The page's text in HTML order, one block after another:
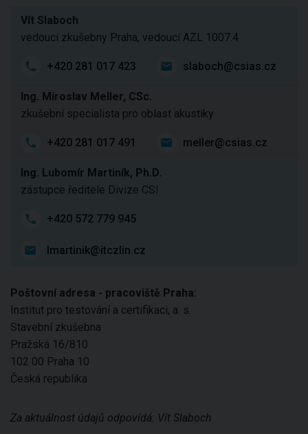
Vít Slaboch
vedoucí zkušebny Praha, vedoucí AZL 1007.4
+420 281 017 423 slaboch@csias.cz
Ing. Miroslav Meller, CSc.
zkušební specialista pro oblast akustiky
+420 281 017 491 meller@csias.cz
Ing. Lubomír Martiník, Ph.D.
zástupce ředitele Divize CSI
+420 572 779 945
lmartinik@itczlin.cz
Poštovní adresa - pracoviště Praha:
Institut pro testování a certifikaci, a. s.
Stavební zkušebna
Pražská 16/810
102 00 Praha 10
Česká republika
Za aktuálnost údajů odpovídá: Vít Slaboch